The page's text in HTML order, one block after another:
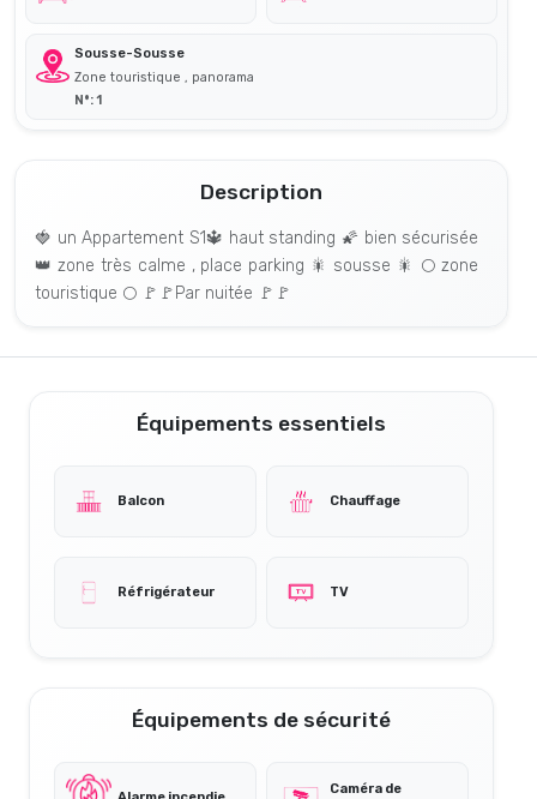
Sousse-Sousse
Zone touristique , panorama
N°: 1
Description
🍓 un Appartement S1🔱 haut standing 🌠 bien sécurisée
👑 zone très calme , place parking 🎇 sousse 🎇 🌕 zone
touristique 🌕 🚩🚩Par nuitée 🚩🚩
Équipements essentiels
Balcon Chauffage
Réfrigérateur TV
Équipements de sécurité
Caméra de